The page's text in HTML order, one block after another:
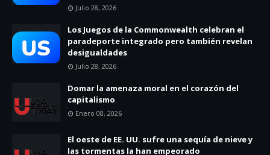
Julio 28, 2026
Los Juegos de la Commonwealth celebran el
paradeporte integrado pero también revelan
desigualdades
Julio 28, 2026
Domar la amenaza moral en el corazón del
capitalismo
Enero 08, 2026
El oeste de EE. UU. sufre una sequía de nieve y
las tormentas la han empeorado